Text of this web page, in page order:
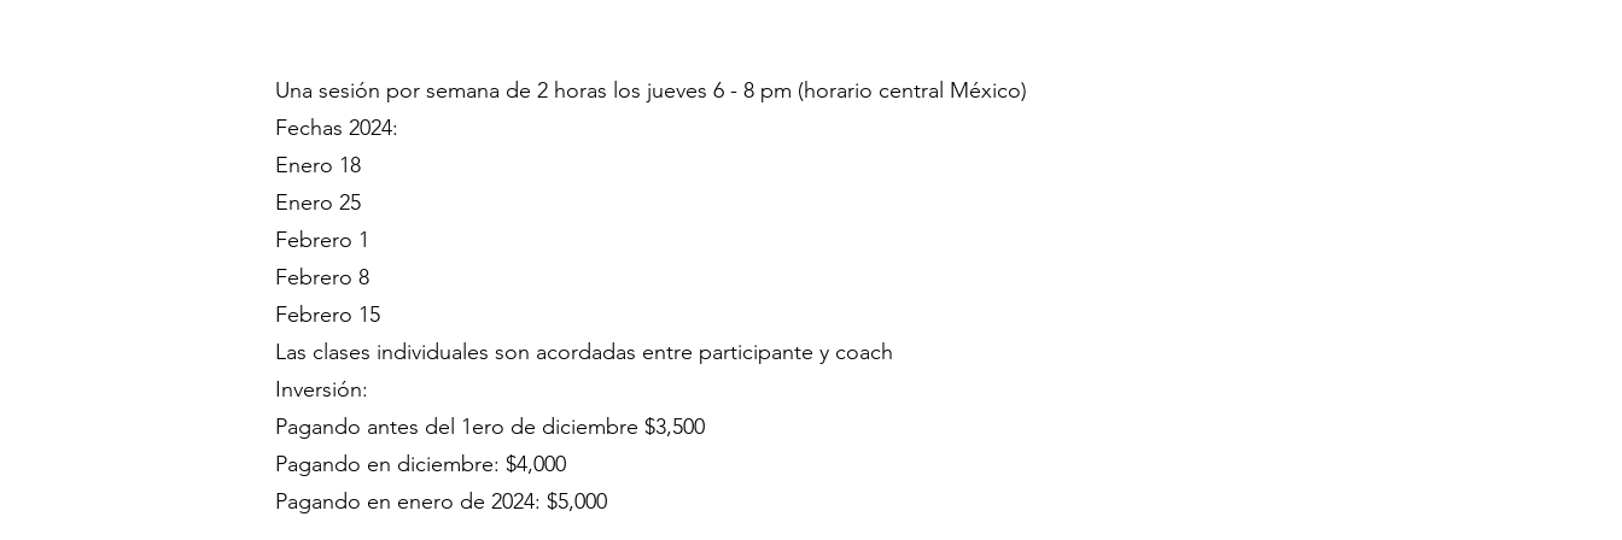
Una sesión por semana de 2 horas los jueves 6 - 8 pm (horario central México)
Fechas 2024:
Enero 18
Enero 25
Febrero 1
Febrero 8
Febrero 15
Las clases individuales son acordadas entre participante y coach
Inversión:
Pagando antes del 1ero de diciembre $3,500
Pagando en diciembre: $4,000
Pagando en enero de 2024: $5,000